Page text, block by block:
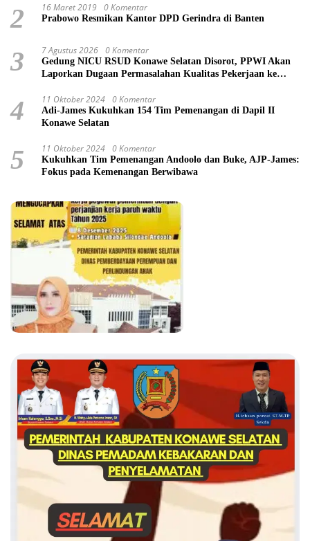
2 16 Maret 2019 0 Komentar
Prabowo Resmikan Kantor DPD Gerindra di Banten
3 7 Agustus 2026 0 Komentar
Gedung NICU RSUD Konawe Selatan Disorot, PPWI Akan
Laporkan Dugaan Permasalahan Kualitas Pekerjaan ke
4 11 Oktober 2024 0 Komentar
Adi-James Kukuhkan 154 Tim Pemenangan di Dapil II
Konawe Selatan
5 11 Oktober 2024 0 Komentar
Kukuhkan Tim Pemenangan Andoolo dan Buke, AJP-James:
Fokus pada Kemenangan Berwibawa